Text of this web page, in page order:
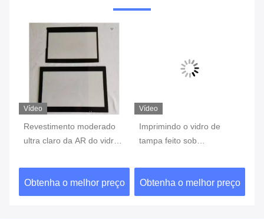
Vídeo
Revestimento moderado
ultra claro da AR do vidro
impressão branco da tela
de seda
Obtenha o melhor preço
Vídeo
Imprimindo o vidro de
tampa feito sob
moderado da tela de seda
para o tela táctil
Obtenha o melhor preço